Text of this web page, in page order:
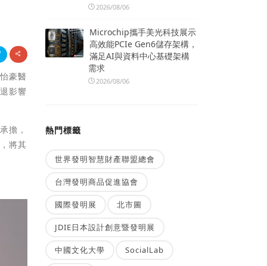
豪醫
影響
擔，
將其
2026/08/06
Microchip攜手美光科技展示
高效能PCIe Gen6儲存架構，
滿足AI與資料中心基礎架構
需求
2026/08/06
熱門標籤
世界發明智慧財產聯盟總會
台灣發明商品促進協會
國際發明展 北市圖
JDIE日本設計創意暨發明展
中國文化大學 SocialLab